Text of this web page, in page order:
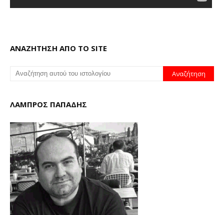
ΑΝΑΖΗΤΗΣΗ ΑΠΟ ΤΟ SITE
ΛΑΜΠΡΟΣ ΠΑΠΑΔΗΣ